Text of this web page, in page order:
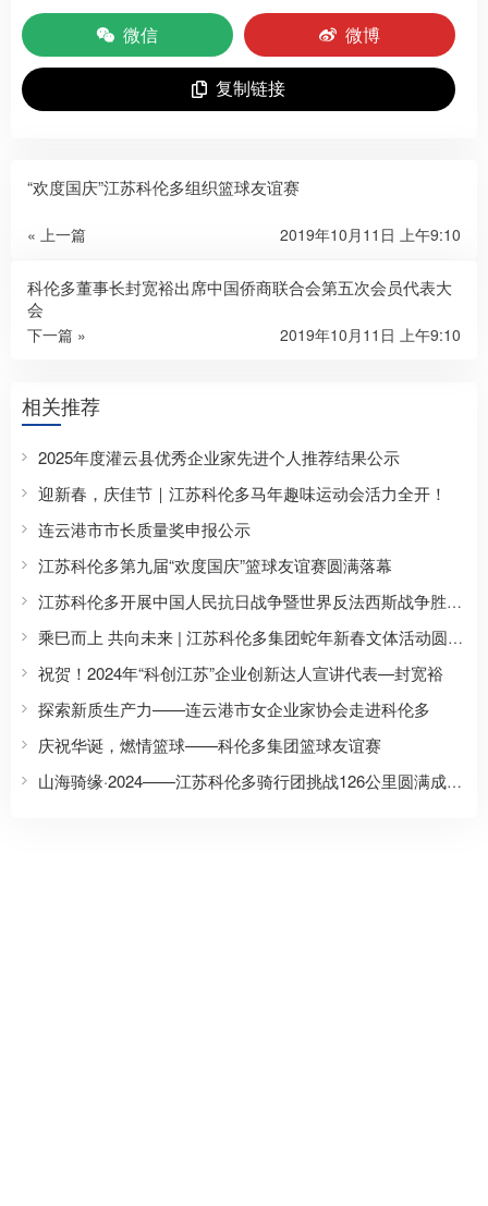
微信
微博
复制链接
“欢度国庆”江苏科伦多组织篮球友谊赛
« 上一篇 2019年10月11日 上午9:10
科伦多董事长封宽裕出席中国侨商联合会第五次会员代表大
会
下一篇 » 2019年10月11日 上午9:10
相关推荐
2025年度灌云县优秀企业家先进个人推荐结果公示
迎新春，庆佳节｜江苏科伦多马年趣味运动会活力全开！
连云港市市长质量奖申报公示
江苏科伦多第九届“欢度国庆”篮球友谊赛圆满落幕
江苏科伦多开展中国人民抗日战争暨世界反法西斯战争胜利80周年主题纪念活动
乘巳而上 共向未来 | 江苏科伦多集团蛇年新春文体活动圆满收官
祝贺！2024年“科创江苏”企业创新达人宣讲代表—封宽裕
探索新质生产力——连云港市女企业家协会走进科伦多
庆祝华诞，燃情篮球——科伦多集团篮球友谊赛
山海骑缘·2024——江苏科伦多骑行团挑战126公里圆满成功！